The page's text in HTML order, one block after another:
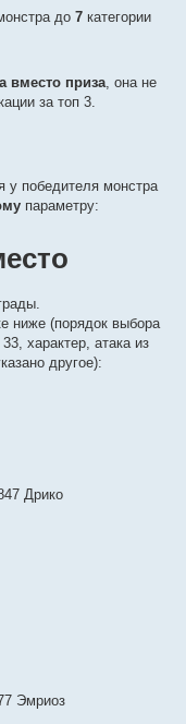
до 7 категории
вместо приза, она не
за топ 3.
у победителя монстра
параметру:
ниже (порядок выбора
характер, атака из
другое):
Дрико
Эмриоз